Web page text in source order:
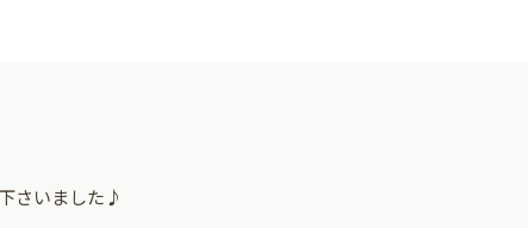
さいました♪